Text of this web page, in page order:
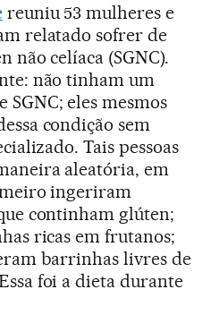
reuniu 53 mulheres e
relatado sofrer de
não celíaca (SGNC).
não tinham um
eles mesmos
condição sem
Tais pessoas
aleatória, em
ingeriram
continham glúten;
ricas em frutanos;
barrinhas livres de
foi a dieta durante